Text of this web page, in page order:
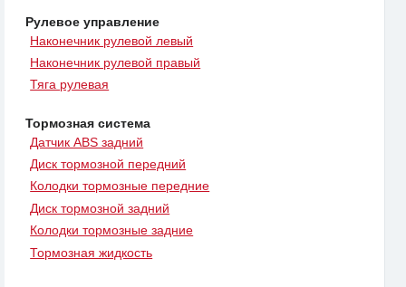
Рулевое управление
Наконечник рулевой левый
Наконечник рулевой правый
Тяга рулевая
Тормозная система
Датчик ABS задний
Диск тормозной передний
Колодки тормозные передние
Диск тормозной задний
Колодки тормозные задние
Тормозная жидкость